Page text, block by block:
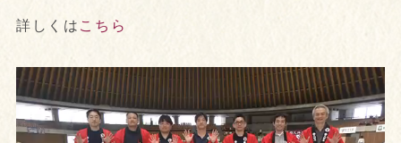
詳しくはこちら